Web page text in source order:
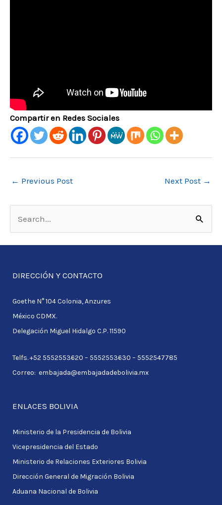
Compartir en Redes Sociales
← Previous Post Next Post →
h
DIRECCIÓN Y CONTACTO
Goethe N° 104 Colonia, Anzures
México CDMX.
Delegación Miguel Hidalgo C.P. 11590
Telfs. +52 5552553620 – 5552553630 – 5552547785
Correo: embajada@embajadadebolivia.mx
ENLACES BOLIVIA
Ministerio de la Presidencia de Bolivia
Vicepresidencia del Estado
Ministerio de Relaciones Exteriores Bolivia
Dirección General de Migración Bolivia
Aduana Nacional de Bolivia